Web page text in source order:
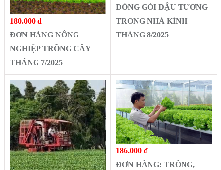
180.000 đ
ĐƠN HÀNG NÔNG
NGHIỆP TRỒNG CÂY
THÁNG 7/2025
ĐÓNG GÓI ĐẬU TƯƠNG
TRONG NHÀ KÍNH
THÁNG 8/2025
186.000 đ
ĐƠN HÀNG: TRỒNG,